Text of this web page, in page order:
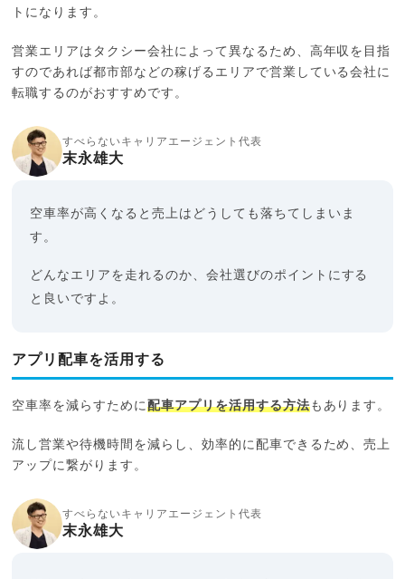
トになります。
営業エリアはタクシー会社によって異なるため、高年収を目指
すのであれば都市部などの稼げるエリアで営業している会社に
転職するのがおすすめです。
すべらないキャリアエージェント代表
末永雄大
空車率が高くなると売上はどうしても落ちてしまいま
す。
どんなエリアを走れるのか、会社選びのポイントにする
と良いですよ。
アプリ配車を活用する
空車率を減らすために配車アプリを活用する方法もあります。
流し営業や待機時間を減らし、効率的に配車できるため、売上
アップに繋がります。
すべらないキャリアエージェント代表
末永雄大